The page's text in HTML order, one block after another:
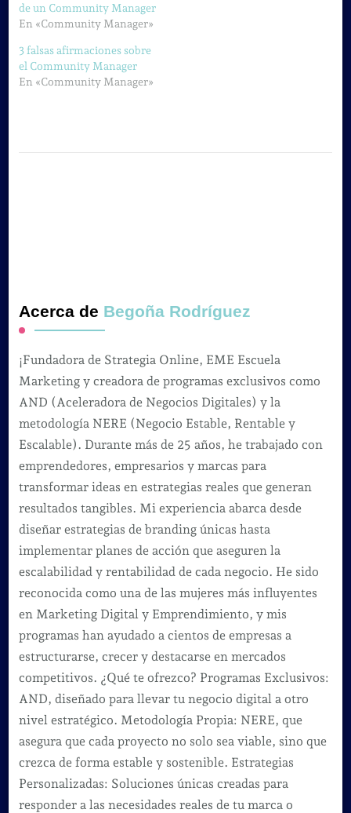
de un Community Manager
En «Community Manager»
3 falsas afirmaciones sobre
el Community Manager
En «Community Manager»
Acerca de Begoña Rodríguez
¡Fundadora de Strategia Online, EME Escuela
Marketing y creadora de programas exclusivos como
AND (Aceleradora de Negocios Digitales) y la
metodología NERE (Negocio Estable, Rentable y
Escalable). Durante más de 25 años, he trabajado con
emprendedores, empresarios y marcas para
transformar ideas en estrategias reales que generan
resultados tangibles. Mi experiencia abarca desde
diseñar estrategias de branding únicas hasta
implementar planes de acción que aseguren la
escalabilidad y rentabilidad de cada negocio. He sido
reconocida como una de las mujeres más influyentes
en Marketing Digital y Emprendimiento, y mis
programas han ayudado a cientos de empresas a
estructurarse, crecer y destacarse en mercados
competitivos. ¿Qué te ofrezco? Programas Exclusivos:
AND, diseñado para llevar tu negocio digital a otro
nivel estratégico. Metodología Propia: NERE, que
asegura que cada proyecto no solo sea viable, sino que
crezca de forma estable y sostenible. Estrategias
Personalizadas: Soluciones únicas creadas para
responder a las necesidades reales de tu marca o